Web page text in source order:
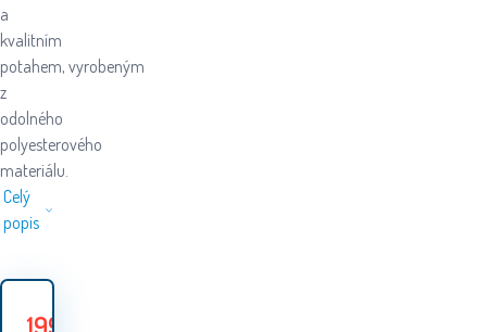
a
kvalitním
potahem, vyrobeným
z
odolného
polyesterového
materiálu.
Celý
popis